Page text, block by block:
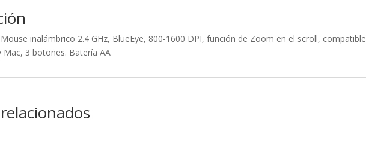
inalámbrico 2.4 GHz, BlueEye, 800-1600 DPI, función de Zoom en el scroll, compatible
Mac, 3 botones. Batería AA